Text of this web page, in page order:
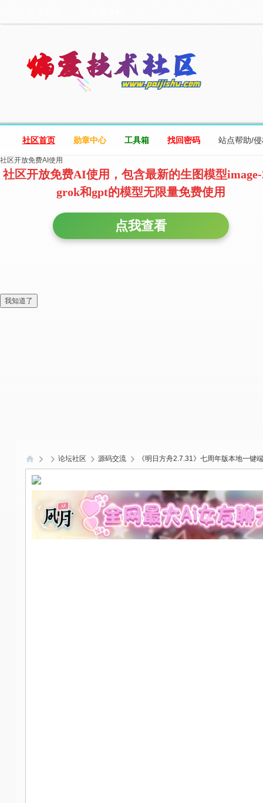
社区首页 勋章中心 工具箱 找回密码 站点帮助/
社区开放免费AI使用
社区开放免费AI使用，包含最新的生图模型
grok和gpt的模型无限量免费使用
点我查看
我知道了
偏
爱
论坛社区 源码交流 《明日方舟2.7.31》七周年版本地一键端